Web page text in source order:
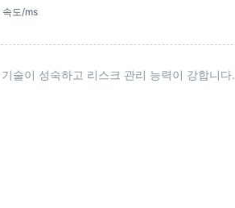
속도/ms
술이 성숙하고 리스크 관리 능력이 강합니다.